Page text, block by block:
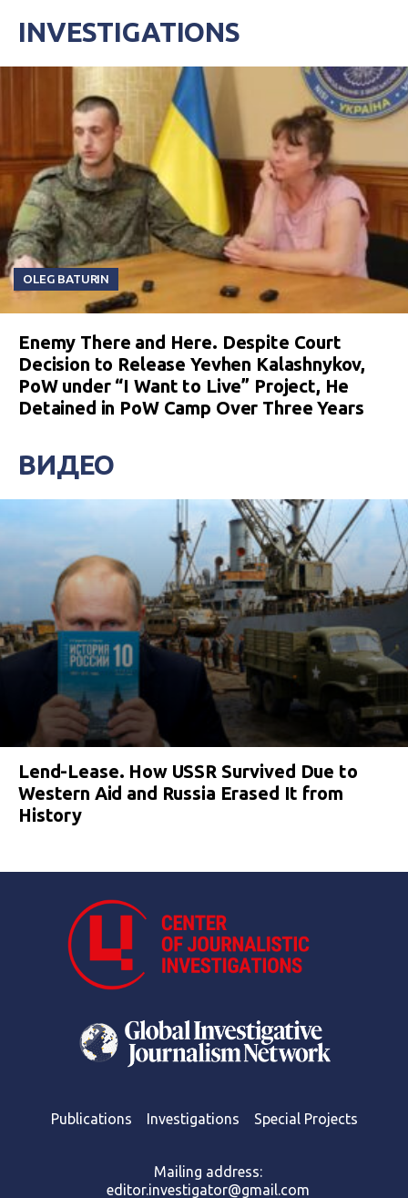
INVESTIGATIONS
OLEG BATURIN
Enemy There and Here. Despite Court
Decision to Release Yevhen Kalashnykov,
PoW under “I Want to Live” Project, He
Detained in PoW Camp Over Three Years
ВИДЕО
Lend-Lease. How USSR Survived Due to
Western Aid and Russia Erased It from
History
Publications Investigations Special Projects
Mailing address:
editor.investigator@gmail.com